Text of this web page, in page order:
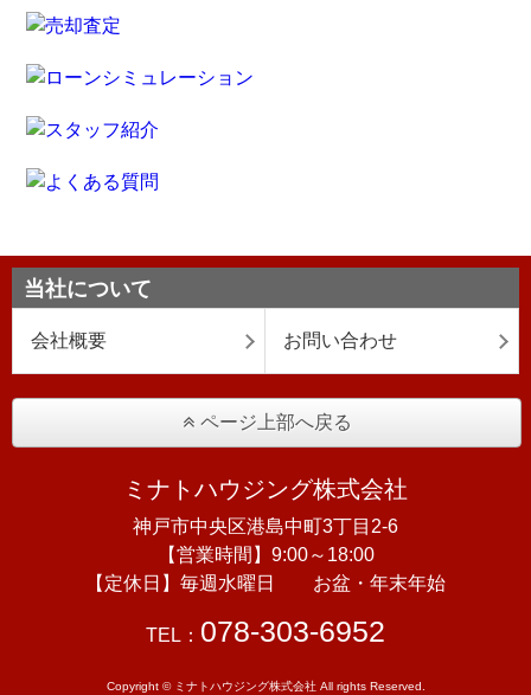
当社について
会社概要 お問い合わせ
ページ上部へ戻る
ミナトハウジング株式会社
神戸市中央区港島中町3丁目2-6
【営業時間】9:00～18:00
【定休日】毎週水曜日 お盆・年末年始
TEL： 078-303-6952
Copyright © ミナトハウジング株式会社 All rights Reserved.